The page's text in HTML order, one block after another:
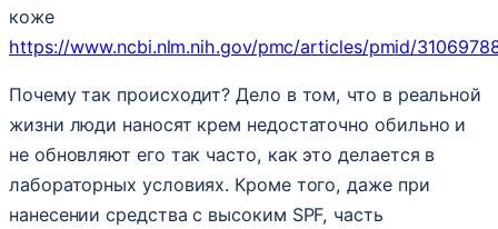
коже
https://www.ncbi.nlm.nih.gov/pmc/articles/pmid/
Почему так происходит? Дело в том, что в реальной
жизни люди наносят крем недостаточно обильно и
не обновляют его так часто, как это делается в
лабораторных условиях. Кроме того, даже при
нанесении средства с высоким SPF, часть